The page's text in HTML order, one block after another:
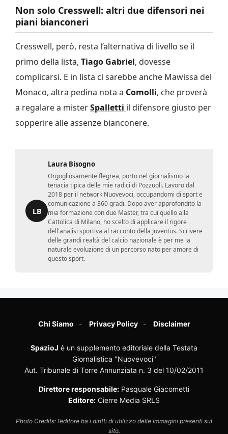
Non solo Cresswell: altri due difensori nei
piani bianconeri
Cresswell, però, resta l’alternativa di livello se il
primo della lista, Tiago Gabriel, dovesse
complicarsi. E in lista ci sarebbe anche Mawissa del
Monaco, altra pedina nota a Comolli, che proverà
a regalare a misterSpalletti il difensore giusto per
sopperire alle assenze bianconere.
LB
Laura Bisogno
Orgogliosamente flegrea, porto nel giornalismo la
tenacia tipica delle mie radici di Pozzuoli. Lavoro dal
2018 per il network Nuovevoci, occupandomi di sport e
comunicazione a 360 gradi. Dopo aver approfondito la
mia formazione con due Master, tra cui quello alla
Cattolica di Milano, ho scelto di applicare il rigore
dell'analisi sportiva al racconto della Juventus. Scrivere
delle grandi realtà del calcio nazionale è per me la
naturale evoluzione di un percorso nato per amore di
questo sport.
Chi Siamo Privacy Policy Disclaimer
SpazioJ è un supplemento editoriale della Testata
Giornalistica "Nuovevoci"
Aut. Tribunale di Torre Annunziata n. 3 del 10/02/2011
Direttore responsabile: Pasquale Giacometti
Editore: Cierre Media SRLS
Photo Credits: l’editore ha i diritti di utilizzo delle immagini presenti sul
sito.